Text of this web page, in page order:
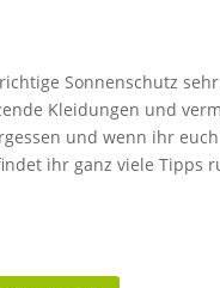
Sonnenschutz
Kleidungen und
und wenn ihr
ihr ganz viele Tipps